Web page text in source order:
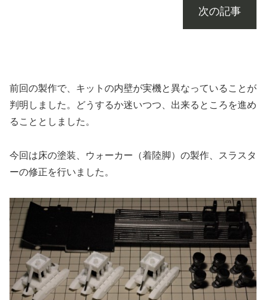
次の記事
前回の製作で、キットの内壁が実機と異なっていることが
判明しました。どうするか迷いつつ、出来るところを進め
ることとしました。
今回は床の塗装、ウォーカー（着陸脚）の製作、スラスタ
ーの修正を行いました。